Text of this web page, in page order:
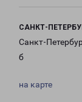
САНКТ-
Санкт-
б
на карте